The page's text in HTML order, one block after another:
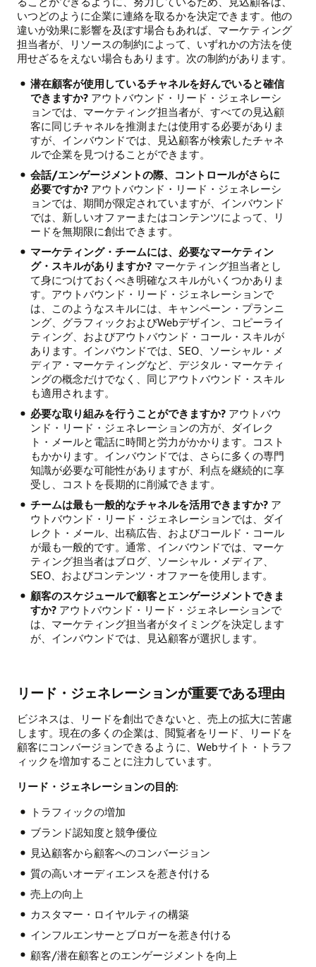
いつどのように企業に連絡を取るかを決定できます。他の
違いが効果に影響を及ぼす場合もあれば、マーケティング
担当者が、リソースの制約によって、いずれかの方法を使
用せざるをえない場合もあります。次の制約があります。
潜在顧客が使用しているチャネルを好んでいると確信
できますか?アウトバウンド・リード・ジェネレーシ
ョンでは、マーケティング担当者が、すべての見込顧
客に同じチャネルを推測または使用する必要がありま
すが、インバウンドでは、見込顧客が検索したチャネ
ルで企業を見つけることができます。
会話/エンゲージメントの際、コントロールがさらに
必要ですか?アウトバウンド・リード・ジェネレーシ
ョンでは、期間が限定されていますが、インバウンド
では、新しいオファーまたはコンテンツによって、リ
ードを無期限に創出できます。
マーケティング・チームには、必要なマーケティン
グ・スキルがありますか?マーケティング担当者とし
て身につけておくべき明確なスキルがいくつかありま
す。アウトバウンド・リード・ジェネレーションで
は、このようなスキルには、キャンペーン・プランニ
ング、グラフィックおよびWebデザイン、コピーライ
ティング、およびアウトバウンド・コール・スキルが
あります。インバウンドでは、SEO、ソーシャル・メ
ディア・マーケティングなど、デジタル・マーケティ
ングの概念だけでなく、同じアウトバウンド・スキル
も適用されます。
必要な取り組みを行うことができますか?アウトバウ
ンド・リード・ジェネレーションの方が、ダイレク
ト・メールと電話に時間と労力がかかります。コスト
もかかります。インバウンドでは、さらに多くの専門
知識が必要な可能性がありますが、利点を継続的に享
受し、コストを長期的に削減できます。
チームは最も一般的なチャネルを活用できますか?ア
ウトバウンド・リード・ジェネレーションでは、ダイ
レクト・メール、出稿広告、およびコールド・コール
が最も一般的です。通常、インバウンドでは、マーケ
ティング担当者はブログ、ソーシャル・メディア、
SEO、およびコンテンツ・オファーを使用します。
顧客のスケジュールで顧客とエンゲージメントできま
すか?アウトバウンド・リード・ジェネレーションで
は、マーケティング担当者がタイミングを決定します
が、インバウンドでは、見込顧客が選択します。
リード・ジェネレーションが重要である理由
ビジネスは、リードを創出できないと、売上の拡大に苦慮
します。現在の多くの企業は、閲覧者をリード、リードを
顧客にコンバージョンできるように、Webサイト・トラフ
ィックを増加することに注力しています。
リード・ジェネレーションの目的:
トラフィックの増加
ブランド認知度と競争優位
見込顧客から顧客へのコンバージョン
質の高いオーディエンスを惹き付ける
売上の向上
カスタマー・ロイヤルティの構築
インフルエンサーとブロガーを惹き付ける
顧客/潜在顧客とのエンゲージメントを向上